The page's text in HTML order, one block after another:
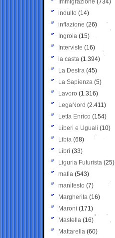
Immigrazione (734)
indulto (14)
inflazione (26)
Ingroia (15)
Interviste (16)
la casta (1.394)
La Destra (45)
La Sapienza (5)
Lavoro (1.316)
LegaNord (2.411)
Letta Enrico (154)
Liberi e Uguali (10)
Libia (68)
Libri (33)
Liguria Futurista (25)
mafia (543)
manifesto (7)
Margherita (16)
Maroni (171)
Mastella (16)
Mattarella (60)